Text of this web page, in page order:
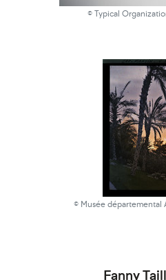
© Typical
© Musée départemental
Fanny